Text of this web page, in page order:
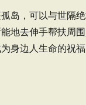
岛，可以与世隔
地去伸手帮扶周
身边人生命的祝福